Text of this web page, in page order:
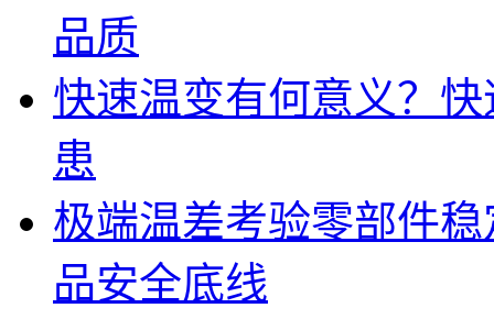
品质
快速温变有何意义？
患
极端温差考验零部件
品安全底线